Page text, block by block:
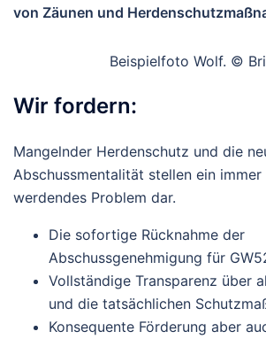
von Zäunen und
Beispielfoto Wolf. ©
Wir fordern:
Mangelnder Herdenschutz und die
Abschussmentalität stellen ein
werdendes Problem dar.
Die sofortige Rücknahme der
Abschussgenehmigung für
Vollständige Transparenz über
und die tatsächlichen
Konsequente Förderung aber